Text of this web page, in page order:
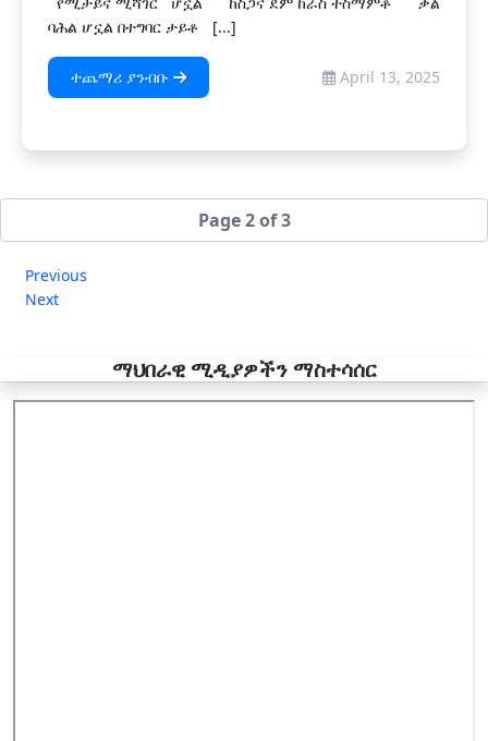
ባሕል ሆኗል በተግባር ታይቶ [...]
ተጨማሪ ያንብቡ April 13, 2025
Page 2 of 3
Previous
Next
ማህበራዊ ሚዲያዎችን ማስተሳሰር